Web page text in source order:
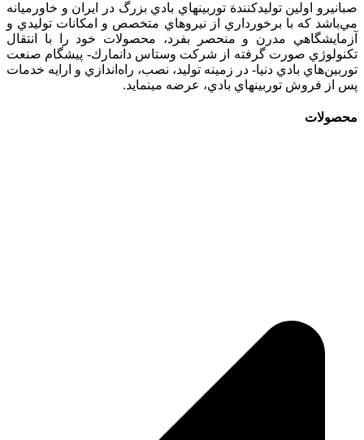
صبانيرو اولين توليدكنندة توربينهاي بادي بزرگ در ايران و خاورميانه
مي‌باشد كه با برخورداري از نيروهاي متخصص و امكانات توليدي و
آزمايشگاهي مدرن و منحصر بفرد، محصولات خود را با انتقال
تكنولوژي صورت گرفته از شركت وستاس دانمارك- پيشگام صنعت
توربين‌هاي بادي دنيا- در زمينه توليد، نصب، راه‌اندازي و ارايه خدمات
پس از فروش توربينهاي بادي، عرضه مينمايد.
محصولات